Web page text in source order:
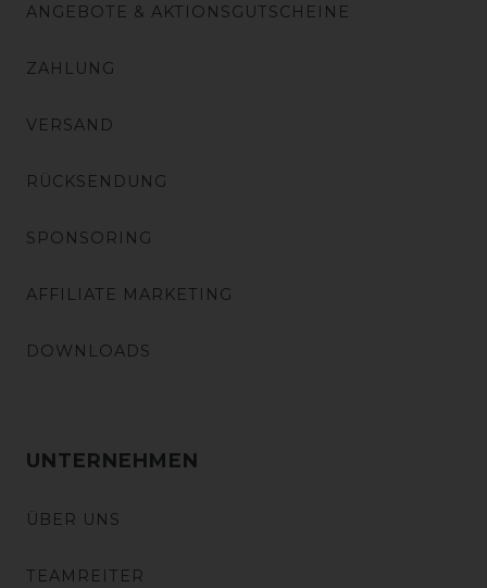
ANGEBOTE & AKTIONSGUTSCHEINE
ZAHLUNG
VERSAND
RÜCKSENDUNG
SPONSORING
AFFILIATE MARKETING
DOWNLOADS
UNTERNEHMEN
ÜBER UNS
TEAMREITER